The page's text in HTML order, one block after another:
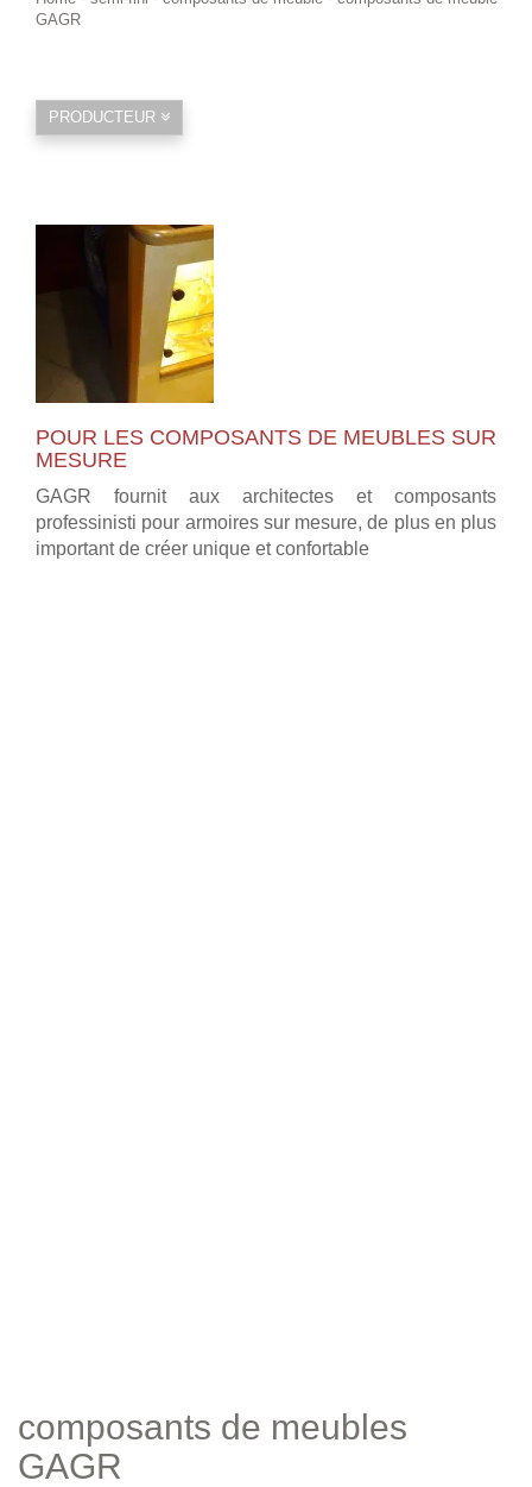
GAGR
PRODUCTEUR
POUR LES COMPOSANTS DE MEUBLES SUR
MESURE
GAGR fournit aux architectes et composants
professinisti pour armoires sur mesure, de plus en plus
important de créer unique et confortable
composants de meubles
GAGR